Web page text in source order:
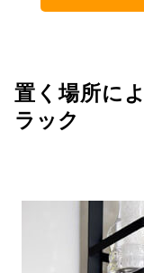
置く場所に
ラック